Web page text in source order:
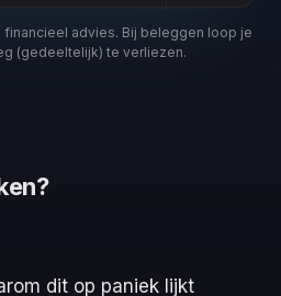
advies. Bij beleggen loop je
(gedeeltelijk) te verliezen.
dit op paniek lijkt